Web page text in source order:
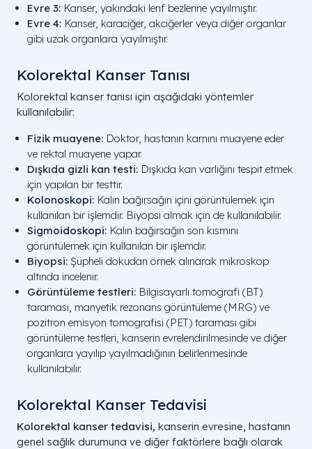
Evre 3: Kanser, yakındaki lenf bezlerine yayılmıştır.
Evre 4: Kanser, karaciğer, akciğerler veya diğer organlar
gibi uzak organlara yayılmıştır.
Kolorektal Kanser Tanısı
Kolorektal kanser tanısı için aşağıdaki yöntemler
kullanılabilir:
Fizik muayene: Doktor, hastanın karnını muayene eder
ve rektal muayene yapar.
Dışkıda gizli kan testi: Dışkıda kan varlığını tespit etmek
için yapılan bir testtir.
Kolonoskopi: Kalın bağırsağın içini görüntülemek için
kullanılan bir işlemdir. Biyopsi almak için de kullanılabilir.
Sigmoidoskopi: Kalın bağırsağın son kısmını
görüntülemek için kullanılan bir işlemdir.
Biyopsi: Şüpheli dokudan örnek alınarak mikroskop
altında incelenir.
Görüntüleme testleri: Bilgisayarlı tomografi (BT)
taraması, manyetik rezonans görüntüleme (MRG) ve
pozitron emisyon tomografisi (PET) taraması gibi
görüntüleme testleri, kanserin evrelendirilmesinde ve diğer
organlara yayılıp yayılmadığının belirlenmesinde
kullanılabilir.
Kolorektal Kanser Tedavisi
Kolorektal kanser tedavisi, kanserin evresine, hastanın
genel sağlık durumuna ve diğer faktörlere bağlı olarak